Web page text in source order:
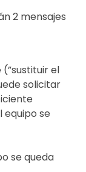
2 mensajes
el
solicitar
se
se queda